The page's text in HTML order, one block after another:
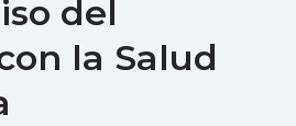
del
la Salud